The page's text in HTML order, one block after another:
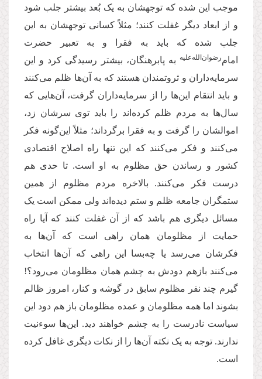
موجب این شده که توجهشان به ‌یک بُعد بیشتر جلب شود
و از ابعاد دیگر غفلت کنند؛ مثلاً کسانی توجهشان به این
جلب شده که باید به فقرا و به تعبیر حضرت
امام‌رضوان‌‌الله‌‌علیه به پابرهنگان، بیشتر رسیدگی کرد و این
سرمایه‌داران و ثروتمندان هستند که به آن‌ها ظلم می‌کنند
و باید انتقام این‌ها را از سرمایه‌داران گرفت، آن‌هایی که
سال‌ها به مردم ظلم کرده‌اند را باید توی سرشان زد،
اموالشان را گرفت و به فقرا برگرداند؛ مثلاً این‌گونه فکر
می‌کنند و فکر می‌کنند که این تنها راه اصلاح اقتصادی
کشور و رساندن حق مظلوم به او است. تا حدی هم
درست فکر می‌کنند. بالاخره مردم مظلوم از همین
ستمگران جامعه ظلم و ستم دیده‌اند ولی ممکن است ‌یک
مسائل دیگری هم باشد که از آن غفلت کنند که آیا راه
حمایت از مظلومان همان راهی است که آن‌ها به
فکرشان می‌رسد یا چه‌بسا این راهی که آن‌ها انتخاب
می‌کنند بازهم دودش به چشم همان مظلومان می‌رود؟!
گیرم چند نفر مظلوم سابق در گوشه و کنار، امروز ظالم
بشوند اما همه‌ مظلومان و عمده‌ مظلومان باز هم دود این
سیاست نادرست را به چشم خواهند دید. این‌ها سوءنیت
ندارند. توجه به‌ یک نکته آن‌ها را از نکات دیگری غافل کرده
است.